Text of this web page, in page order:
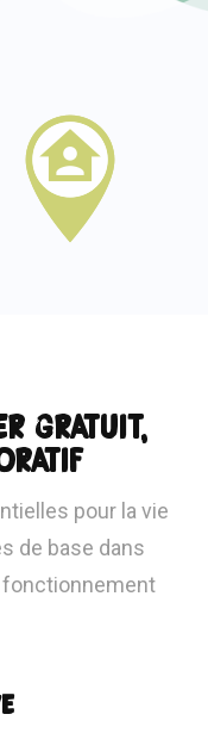
gratuit,
pour la vie
de base dans
fonctionnement